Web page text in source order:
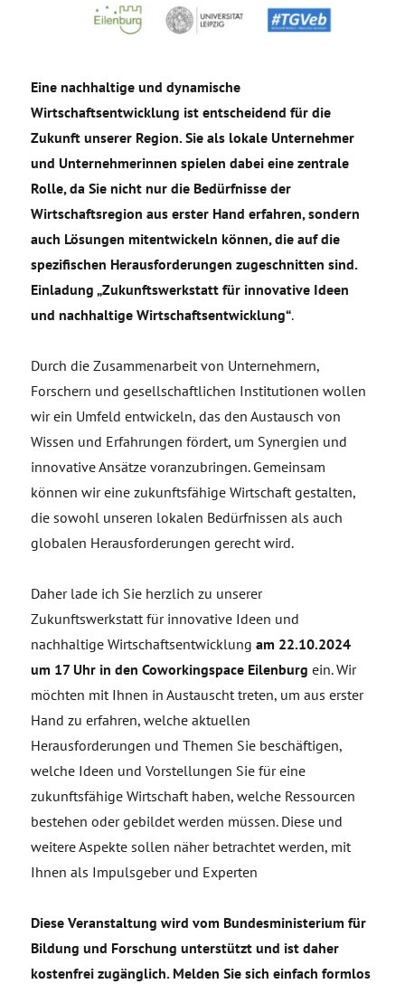
Eine nachhaltige und dynamische
Wirtschaftsentwicklung ist entscheidend für die
Zukunft unserer Region. Sie als lokale Unternehmer
und Unternehmerinnen spielen dabei eine zentrale
Rolle, da Sie nicht nur die Bedürfnisse der
Wirtschaftsregion aus erster Hand erfahren, sondern
auch Lösungen mitentwickeln können, die auf die
spezifischen Herausforderungen zugeschnitten sind.
Einladung „Zukunftswerkstatt für innovative Ideen
und nachhaltige Wirtschaftsentwicklung“.
Durch die Zusammenarbeit von Unternehmern,
Forschern und gesellschaftlichen Institutionen wollen
wir ein Umfeld entwickeln, das den Austausch von
Wissen und Erfahrungen fördert, um Synergien und
innovative Ansätze voranzubringen. Gemeinsam
können wir eine zukunftsfähige Wirtschaft gestalten,
die sowohl unseren lokalen Bedürfnissen als auch
globalen Herausforderungen gerecht wird.
Daher lade ich Sie herzlich zu unserer
Zukunftswerkstatt für innovative Ideen und
nachhaltige Wirtschaftsentwicklungam 22.10.2024
um 17 Uhr in den Coworkingspace Eilenburgein. Wir
möchten mit Ihnen in Austauscht treten, um aus erster
Hand zu erfahren, welche aktuellen
Herausforderungen und Themen Sie beschäftigen,
welche Ideen und Vorstellungen Sie für eine
zukunftsfähige Wirtschaft haben, welche Ressourcen
bestehen oder gebildet werden müssen. Diese und
weitere Aspekte sollen näher betrachtet werden, mit
Ihnen als Impulsgeber und Experten
Diese Veranstaltung wird vom Bundesministerium für
Bildung und Forschung unterstützt und ist daher
kostenfrei zugänglich. Melden Sie sich einfach formlos